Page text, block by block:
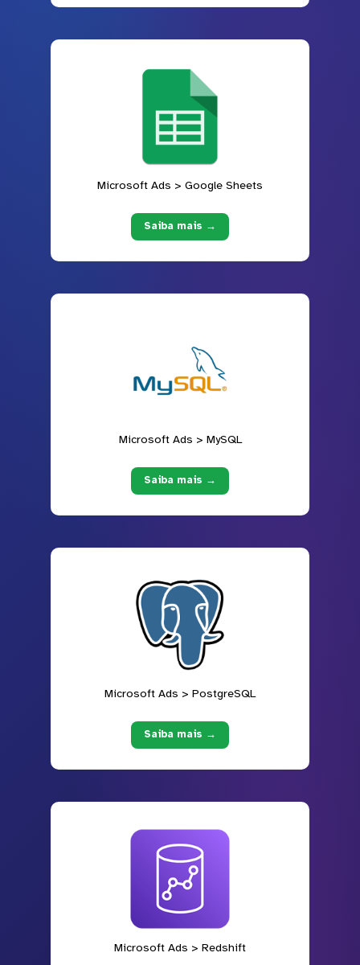
Microsoft Ads > Google Sheets
Saiba mais →
Microsoft Ads > MySQL
Saiba mais →
Microsoft Ads > PostgreSQL
Saiba mais →
Microsoft Ads > Redshift